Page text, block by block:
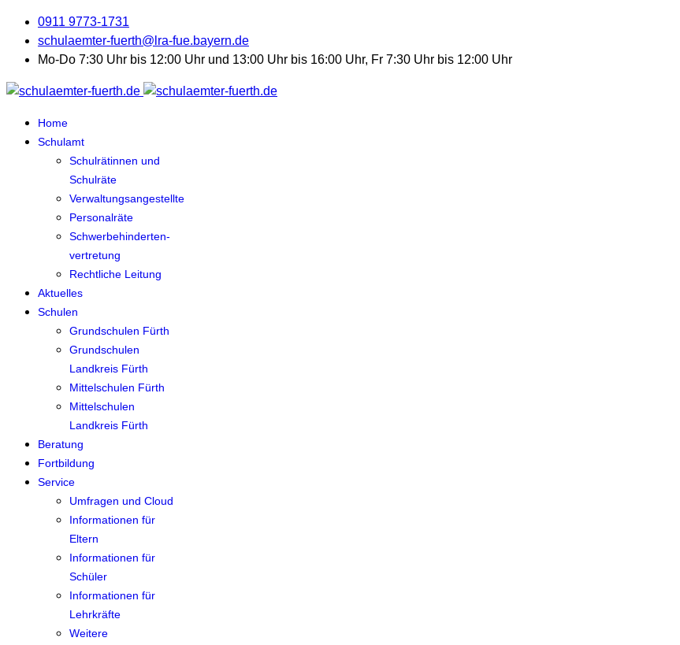
0911 9773-1731
schulaemter-fuerth@lra-fue.bayern.de
Mo-Do 7:30 Uhr bis 12:00 Uhr und 13:00 Uhr bis 16:00 Uhr, Fr 7:30 Uhr bis 12:00 Uhr
Home
Schulamt
Schulrätinnen und
Schulräte
Verwaltungsangestellte
Personalräte
Schwerbehinderten-
vertretung
Rechtliche Leitung
Aktuelles
Schulen
Grundschulen Fürth
Grundschulen
Landkreis Fürth
Mittelschulen Fürth
Mittelschulen
Landkreis Fürth
Beratung
Fortbildung
Service
Umfragen und Cloud
Informationen für
Eltern
Informationen für
Schüler
Informationen für
Lehrkräfte
Weitere